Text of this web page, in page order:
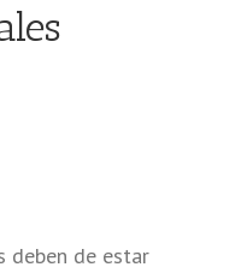
deben de estar